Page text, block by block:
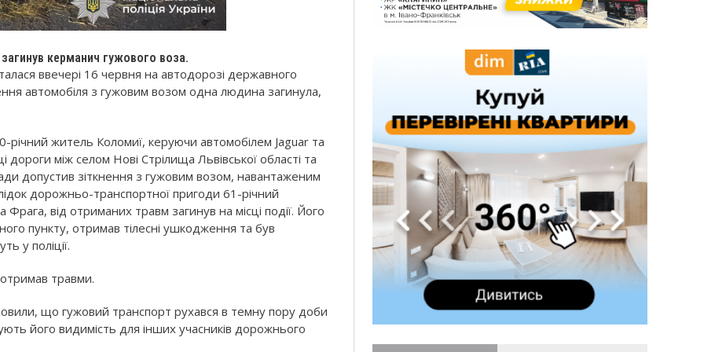
керманич гужового воза.
ввечері 16 червня на автодорозі державного
автомобіля з гужовим возом одна людина загинула,
житель Коломиї, керуючи автомобілем Jaguar та
між селом Нові Стрілища Львівської області та
допустив зіткнення з гужовим возом, навантаженим
дорожньо-транспортної пригоди 61-річний
від отриманих травм загинув на місці події. Його
пункту, отримав тілесні ушкодження та був
у поліції.
отримав травми.
що гужовий транспорт рухався в темну пору доби
його видимість для інших учасників дорожнього
10:43
За змову на тендері для Долинської лікарні
двох підприємців оштрафували на 272 тисячі
Яремчанський суд виніс вирок чоловіку, який
09:53
В урочищі біля Галича археологи відкопали
давньоруську вагову гирку XII–XIII століть
09:39
У Франківську медики провели серію
складних операцій на аорті
07 Серпня
ФОТО У Богородчанах на "зебрі" водій Audi
наїхав на хлопчика з велосипедом
21:01
Загальна площа всіх книгарень України - трохи
більше ніж 6 футбольних полів
На "зебрі" у Франківську два мотоциклісти
збили жінку
18:55
Прикарпаття серед лідерів за будівництвом